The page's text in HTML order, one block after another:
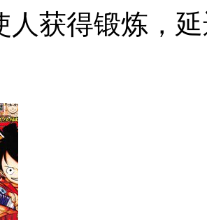
人获得锻炼，